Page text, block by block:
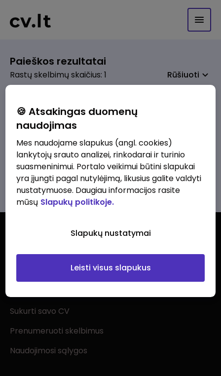
Paieškos rezultatai
Rastų skelbimų skaičius: 1 Rūšiuoti
prieš 1 d.
Apskaitininkas (-ė)
Graanul Invest, UAB Alytus
1600 - 2000 €/mėn. Prieš mokesčius
Ieškantiems darbo
Sukurti savo CV
Prenumeruoti skelbimus
Naudojimosi sąlygos
🍪 Atsakingas duomenų
naudojimas
Mes naudojame slapukus (angl. cookies)
lankytojų srauto analizei, rinkodarai ir turinio
suasmeninimui. Portalo veikimui būtini slapukai
yra įjungti pagal nutylėjimą, likusius galite valdyti
nustatymuose. Daugiau informacijos rasite
mūsų Slapukų politikoje.
Slapukų nustatymai
Leisti visus slapukus